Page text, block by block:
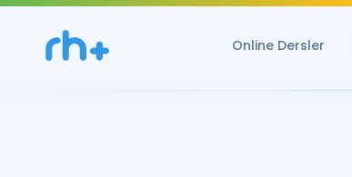
Online Dersler